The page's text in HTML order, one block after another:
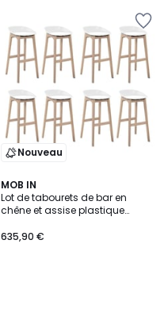
Nouveau
MOB IN
Lot de tabourets de bar en
chêne et assise plastique
635,90 €